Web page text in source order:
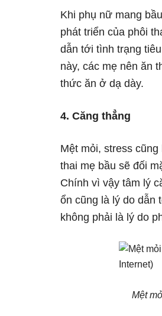
Khi phụ nữ mang
phát triển của phôi
dẫn tới tình trạng
này, các mẹ nên ăn
thức ăn ở dạ dày.
4. Căng thẳng
Mệt mỏi, stress
thai mẹ bầu sẽ đối
Chính vì vậy tâm lý
ổn cũng là lý do dẫn
không phải là lý do
Mệt